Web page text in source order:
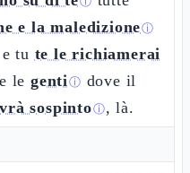
e la maledizioneⓘ
tu te le richiamerai
legentiⓘ dove il
sospintoⓘ, là.